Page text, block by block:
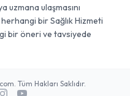
uzmana ulaşmasını
herhangi bir Sağlık Hizmeti
bir öneri ve tavsiyede
Tüm Hakları Saklıdır.